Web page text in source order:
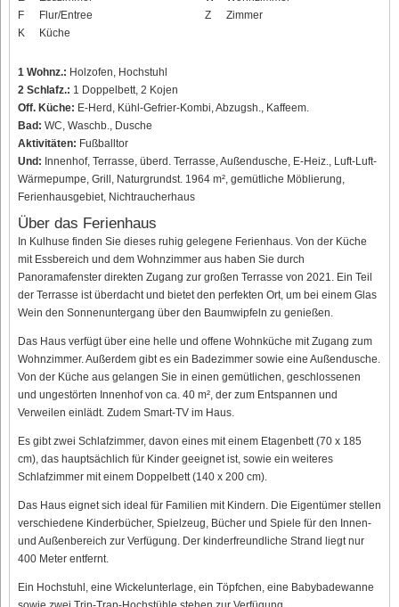
F
Flur/Entree
K
Küche
Z
Zimmer
1 Wohnz.: Holzofen, Hochstuhl
2 Schlafz.: 1 Doppelbett, 2 Kojen
Off. Küche: E-Herd, Kühl-Gefrier-Kombi, Abzugsh., Kaffeem.
Bad: WC, Waschb., Dusche
Aktivitäten: Fußballtor
Und: Innenhof, Terrasse, überd. Terrasse, Außendusche, E-Heiz., Luft-Luft-
Wärmepumpe, Grill, Naturgrundst. 1964 m², gemütliche Möblierung,
Ferienhausgebiet, Nichtraucherhaus
Über das Ferienhaus
In Kulhuse finden Sie dieses ruhig gelegene Ferienhaus. Von der Küche
mit Essbereich und dem Wohnzimmer aus haben Sie durch
Panoramafenster direkten Zugang zur großen Terrasse von 2021. Ein Teil
der Terrasse ist überdacht und bietet den perfekten Ort, um bei einem Glas
Wein den Sonnenuntergang über den Baumwipfeln zu genießen.
Das Haus verfügt über eine helle und offene Wohnküche mit Zugang zum
Wohnzimmer. Außerdem gibt es ein Badezimmer sowie eine Außendusche.
Von der Küche aus gelangen Sie in einen gemütlichen, geschlossenen
und ungestörten Innenhof von ca. 40 m², der zum Entspannen und
Verweilen einlädt. Zudem Smart-TV im Haus.
Es gibt zwei Schlafzimmer, davon eines mit einem Etagenbett (70 x 185
cm), das hauptsächlich für Kinder geeignet ist, sowie ein weiteres
Schlafzimmer mit einem Doppelbett (140 x 200 cm).
Das Haus eignet sich ideal für Familien mit Kindern. Die Eigentümer stellen
verschiedene Kinderbücher, Spielzeug, Bücher und Spiele für den Innen-
und Außenbereich zur Verfügung. Der kinderfreundliche Strand liegt nur
400 Meter entfernt.
Ein Hochstuhl, eine Wickelunterlage, ein Töpfchen, eine Babybadewanne